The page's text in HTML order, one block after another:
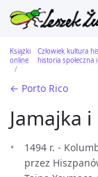
Książki
online
Człowiek kultura
historia społeczna
← Porto Rico
Jamajka
1494 r. -
przez